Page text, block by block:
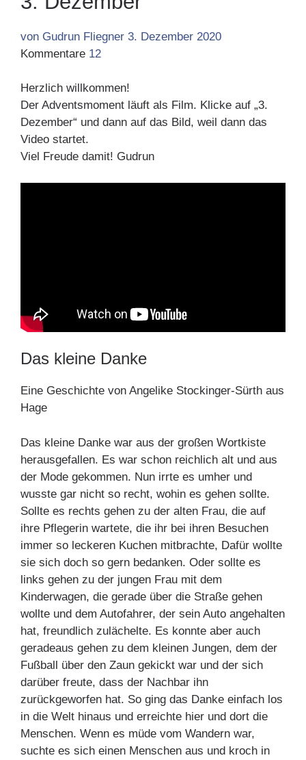
von Gudrun Fliegner 3. Dezember 2020
Kommentare 12
Herzlich willkommen!
Der Adventsmoment läuft als Film. Klicke auf „3.
Dezember“ und dann auf das Bild, weil dann das
Video startet.
Viel Freude damit! Gudrun
Das kleine Danke
Eine Geschichte von Angelike Stockinger-Sürth aus
Hage
Das kleine Danke war aus der großen Wortkiste
herausgefallen. Es war schon reichlich alt und aus
der Mode gekommen. Nun irrte es umher und
wusste gar nicht so recht, wohin es gehen sollte.
Sollte es rechts gehen zu der alten Frau, die auf
ihre Pflegerin wartete, die ihr bei ihren Besuchen
immer so leckeren Kuchen mitbrachte, Dafür wollte
sie sich doch so gern bedanken. Oder sollte es
links gehen zu der jungen Frau mit dem
Kinderwagen, die gerade über die Straße gehen
wollte und dem Autofahrer, der sein Auto angehalten
hat, freundlich zulächelte. Es konnte aber auch
geradeaus gehen zu dem kleinen Jungen, dem der
Fußball über den Zaun gekickt war und der sich
darüber freute, dass der Nachbar ihn
zurückgeworfen hat. So ging das Danke einfach los
in die Welt hinaus und erreichte hier und dort die
Menschen. Wenn es müde vom Wandern war,
suchte es sich einen Menschen aus und kroch in